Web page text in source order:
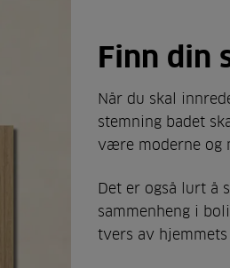
Finn din
Når du skal
stemning badet
være moderne og
Det er også lurt å
sammenheng i
tvers av hjemmets